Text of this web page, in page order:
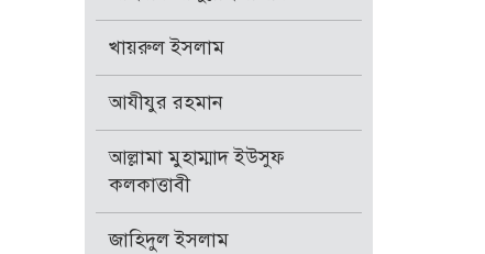
খায়রুল ইসলাম
আযীযুর রহমান
আল্লামা মুহাম্মাদ ইউসুফ
কলকাত্তাবী
জাহিদুল ইসলাম